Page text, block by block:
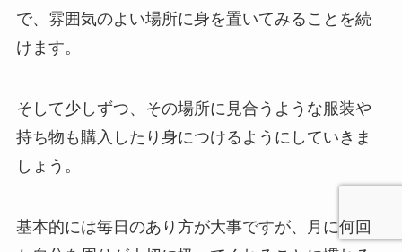
で、雰囲気のよい場所に身を置いてみることを続
けます。
そして少しずつ、その場所に見合うような服装や
持ち物も購入したり身につけるようにしていきま
しょう。
基本的には毎日のあり方が大事ですが、月に何回